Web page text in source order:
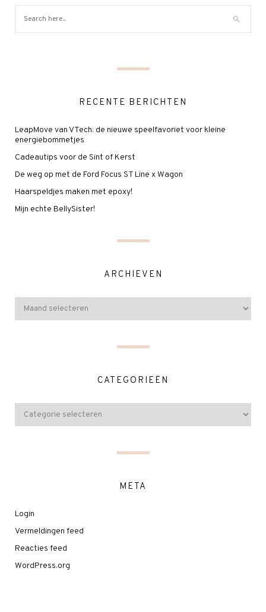
RECENTE BERICHTEN
LeapMove van VTech: de nieuwe speelfavoriet voor kleine
energiebommetjes
Cadeautips voor de Sint of Kerst
De weg op met de Ford Focus ST Line x Wagon
Haarspeldjes maken met epoxy!
Mijn echte BellySister!
ARCHIEVEN
CATEGORIEËN
META
Login
Vermeldingen feed
Reacties feed
WordPress.org